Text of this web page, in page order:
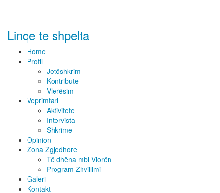
Linqe te shpelta
Home
Profil
Jetëshkrim
Kontribute
Vlerësim
Veprimtari
Aktivitete
Intervista
Shkrime
Opinion
Zona Zgjedhore
Të dhëna mbi Vlorën
Program Zhvillimi
Galeri
Kontakt